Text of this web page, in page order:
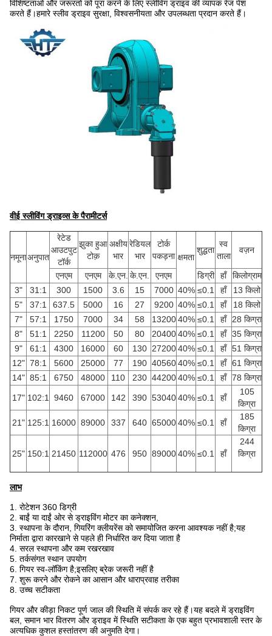
विशिष्टताओं और जरूरतों को पूरा करने के लिए स्लीविंग ड्राइव की व्यापक रेंज पेश
करते हैं।हमारे स्लीव ड्राइव सुरक्षा, विश्वसनीयता और उपलब्धता प्रदान करते हैं।
वीई स्लीविंग ड्राइव्स के पैरामीटर्स
नमूनाअनुपात
रेटेड
आउटपुट
टॉर्क
झुका हुआ
टोक़
अक्षीय
भार
रेडियल
भार
टोर्क
पकड़ना क्षमता
शुद्धता
स्व
ताला
वज़न
एनएम एनएम के.एन. के.एन. एनएम डिग्री हाँ
किलोग्राम
3"
31:1 300 1500 3.6 15 7000 40% ≤0.1 हाँ
13 किलो
5"
37:1 637.5 5000 16 27 9200 40% ≤0.1 हाँ
18 किलो
7"
57:1 1750 7000 34 58 13200 40% ≤0.1 हाँ
28 किग्रा
8"
51:1 2250 11200 50 80 20400 40% ≤0.1 हाँ 35 किग्रा
9"
61:1 4300 16000 60 130 27200 40% ≤0.1 हाँ 51 किग्रा
12" 78:1 5600 25000 77 190 40560 40% ≤0.1 हाँ 61 किग्रा
14" 85:1 6750 48000 110 230 44200 40% ≤0.1 हाँ 78 किग्रा
17" 102:1 9460 67000 142 390 53040 40% ≤0.1 हाँ
105
किग्रा
21" 125:1 16000 89000 337 640 65000 40% ≤0.1 हाँ
185
किग्रा
25" 150:1 21450 112000 476 950 89000 40% ≤0.1 हाँ
244
किग्रा
लाभ
1. रोटेशन 360 डिग्री
2. बाईं या दाईं ओर से ड्राइविंग मोटर का कनेक्शन,
3. स्थापना के दौरान, गियरिंग क्लीयरेंस को समायोजित करना आवश्यक नहीं है;यह
निर्माता द्वारा कारखाने से पहले ही निर्धारित कर दिया जाता है
4. सरल स्थापना और कम रखरखाव
5. तर्कसंगत स्थान उपयोग
6. गियर स्व-लॉकिंग है;इसलिए ब्रेक जरूरी नहीं है
7. शुरू करने और रोकने का आसान और धाराप्रवाह तरीका
8. उच्च सटीकता
गियर और कीड़ा निकट पूर्ण जाल की स्थिति में संपर्क कर रहे हैं।यह बदले में ड्राइविंग
बल, समान भार वितरण और ड्राइव में स्थिति सटीकता के एक बहुत प्रभावशाली स्तर के
अत्यधिक कुशल हस्तांतरण की अनुमति देगा।